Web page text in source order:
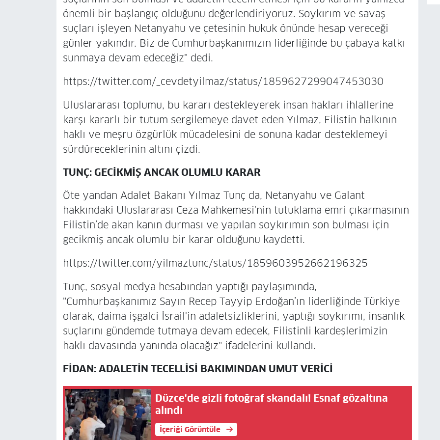
önemli bir başlangıç olduğunu değerlendiriyoruz. Soykırım ve savaş
suçları işleyen Netanyahu ve çetesinin hukuk önünde hesap vereceği
günler yakındır. Biz de Cumhurbaşkanımızın liderliğinde bu çabaya katkı
sunmaya devam edeceğiz" dedi.
https://twitter.com/_cevdetyilmaz/status/1859627299047453030
Uluslararası toplumu, bu kararı destekleyerek insan hakları ihlallerine
karşı kararlı bir tutum sergilemeye davet eden Yılmaz, Filistin halkının
haklı ve meşru özgürlük mücadelesini de sonuna kadar desteklemeyi
sürdüreceklerinin altını çizdi.
TUNÇ: GECİKMİŞ ANCAK OLUMLU KARAR
Öte yandan Adalet Bakanı Yılmaz Tunç da, Netanyahu ve Galant
hakkındaki Uluslararası Ceza Mahkemesi'nin tutuklama emri çıkarmasının
Filistin’de akan kanın durması ve yapılan soykırımın son bulması için
gecikmiş ancak olumlu bir karar olduğunu kaydetti.
https://twitter.com/yilmaztunc/status/1859603952662196325
Tunç, sosyal medya hesabından yaptığı paylaşımında,
"Cumhurbaşkanımız Sayın Recep Tayyip Erdoğan’ın liderliğinde Türkiye
olarak, daima işgalci İsrail'in adaletsizliklerini, yaptığı soykırımı, insanlık
suçlarını gündemde tutmaya devam edecek, Filistinli kardeşlerimizin
haklı davasında yanında olacağız" ifadelerini kullandı.
FİDAN: ADALETİN TECELLİSİ BAKIMINDAN UMUT VERİCİ
Düzce'de gizli fotoğraf skandalı! Esnaf gözaltına
alındı
İçeriği Görüntüle